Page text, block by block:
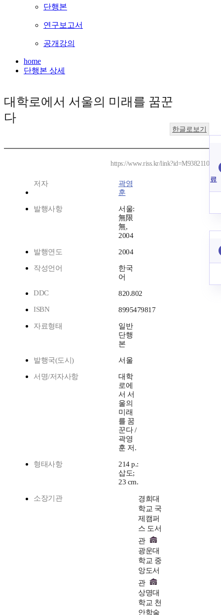
단행본
연구보고서
공개강의
home
단행본 상세
대학로에서 서울의 미래를 꿈꾼
다
한글로보기
https://www.riss.kr/link?id=M9382110
저자
곽영
훈
발행사항
서울:
無限
無,
2004
발행연도 2004
작성언어
한국
어
DDC
820.802
ISBN
8995479817
자료형태
일반
단행
본
발행국(도시) 서울
서명/저자사항
대학
로에
서 서
울의
미래
를 꿈
꾼다 /
곽영
훈 저.
형태사항
214 p.:
삽도;
23 cm.
소장기관
경희대
학교 국
제캠퍼
스 도서
관
광운대
학교 중
앙도서
관
상명대
학교 천
안학술
료